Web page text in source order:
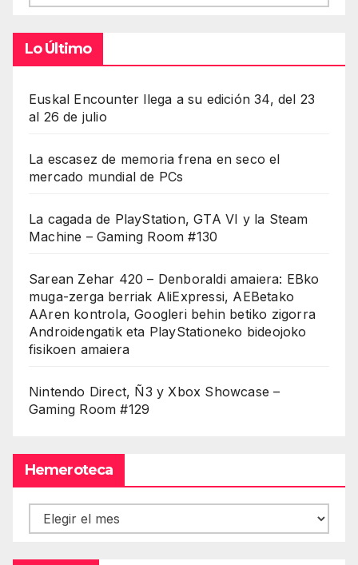
Lo Último
Euskal Encounter llega a su edición 34, del 23
al 26 de julio
La escasez de memoria frena en seco el
mercado mundial de PCs
La cagada de PlayStation, GTA VI y la Steam
Machine – Gaming Room #130
Sarean Zehar 420 – Denboraldi amaiera: EBko
muga-zerga berriak AliExpressi, AEBetako
AAren kontrola, Googleri behin betiko zigorra
Androidengatik eta PlayStationeko bideojoko
fisikoen amaiera
Nintendo Direct, Ñ3 y Xbox Showcase –
Gaming Room #129
Hemeroteca
Hemeroteca